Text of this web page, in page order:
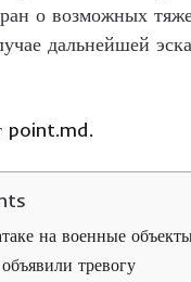
о возможных
дальнейшей
point.md.
на военные
тревогу